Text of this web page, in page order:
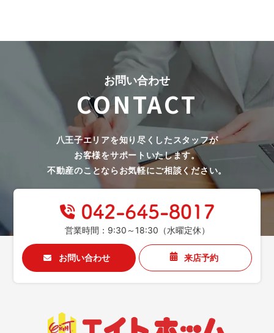
お問い合わせ
CONTACT
八王子エリアを知り尽くしたスタッフが
お客様をサポートいたします。
不動産のことならお気軽にご相談ください。
営業時間：9:30～18:30（水曜定休）
お問い合わせ 来店予約